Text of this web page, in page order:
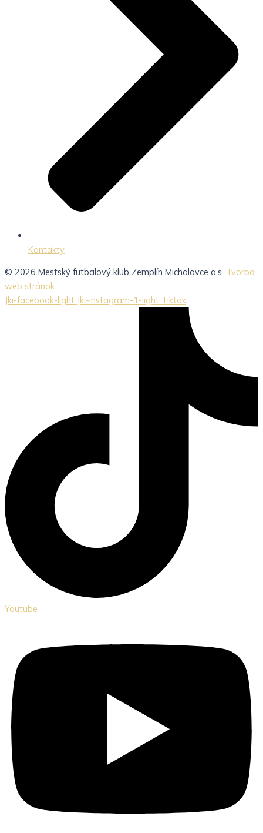
Kontakty
© 2026 Mestský futbalový klub Zemplín Michalovce a.s. Tvorba
web stránok
Jki-facebook-light Jki-instagram-1-light Tiktok
Youtube